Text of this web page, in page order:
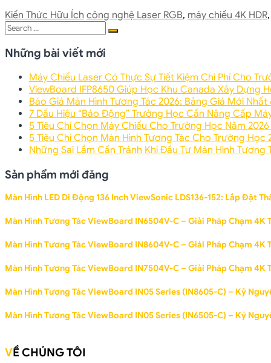
Kiến Thức Hữu Ích công nghệ Laser RGB, máy chiếu 4K HDR,
Search
for:
Search
Những bài viết mới
Máy Chiếu Laser Có Thực Sự Tiết Kiệm Chi Phí Cho
ViewBoard IFP8650 Giúp Học Khu Canada Xây Dựng
Báo Giá Màn Hình Tương Tác 2026: Bảng Giá Mới
7 Dấu Hiệu “Báo Động” Trường Học Cần Nâng Cấp
5 Tiêu Chí Chọn Máy Chiếu Cho Trường Học Năm
5 Tiêu Chí Chọn Màn Hình Tương Tác Cho Trường Học
Những Sai Lầm Cần Tránh Khi Đầu Tư Màn Hình Tương
Sản phẩm mới đăng
Màn Hình LED Di Động 136 Inch ViewSonic LDS136-152: Lắp Đặt
Màn Hình Tương Tác ViewBoard IN6504V-C – Giải Pháp Chạm 4K
Màn Hình Tương Tác ViewBoard IN8604V-C – Giải Pháp Chạm 4K
Màn Hình Tương Tác ViewBoard IN7504V-C – Giải Pháp Chạm 4K
Màn Hình Tương Tác ViewBoard IN05 Series (IN8605-C) – Kỷ
Màn Hình Tương Tác ViewBoard IN05 Series (IN6505-C) – Kỷ
VỀ CHÚNG TÔI